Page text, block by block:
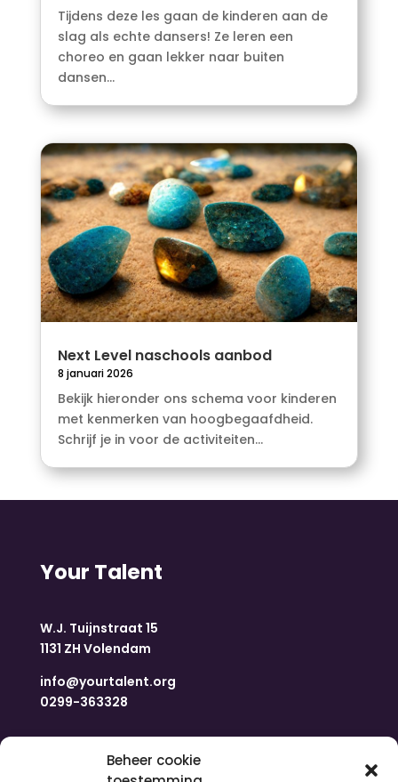
Beheer cookie
Tijdens deze les gaan de kinderen aan de
slag als echte dansers! Ze leren een
choreo en gaan lekker naar buiten
dansen...
Next Level naschools aanbod
8 januari 2026
Bekijk hieronder ons schema voor kinderen
met kenmerken van hoogbegaafdheid.
Schrijf je in voor de activiteiten...
Your Talent
W.J. Tuijnstraat 15
1131 ZH Volendam
info@yourtalent.org
0299-363328
Navigatie